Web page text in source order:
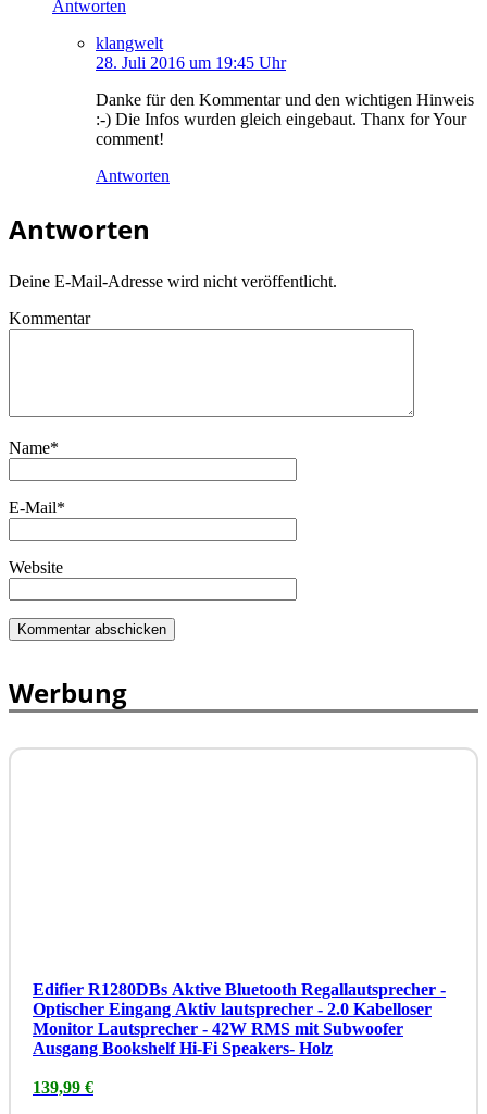
Antworten
klangwelt
28. Juli 2016 um 19:45 Uhr
Danke für den Kommentar und den wichtigen Hinweis
:-) Die Infos wurden gleich eingebaut. Thanx for Your
comment!
Antworten
Antworten
Deine E-Mail-Adresse wird nicht veröffentlicht.
Kommentar
Name*
E-Mail*
Website
Werbung
Edifier R1280DBs Aktive Bluetooth Regallautsprecher -
Optischer Eingang Aktiv lautsprecher - 2.0 Kabelloser
Monitor Lautsprecher - 42W RMS mit Subwoofer
Ausgang Bookshelf Hi-Fi Speakers- Holz
139,99 €